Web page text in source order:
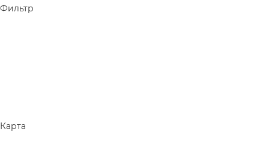
Фильтр
Карта